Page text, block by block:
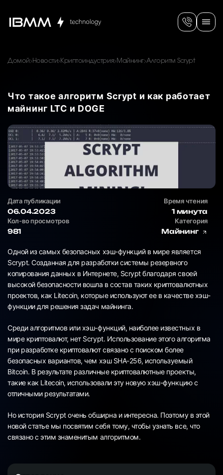
Домой Новости Криптоиндустрия Майнинг Алгоритм Scrypt
Что такое алгоритм Scrypt и как работает
майнинг LTC и DOGE
Дата публикации
06.04.2023
Время чтения
1 минута
Кол-во просмотров
981
Категория
Майнинг
Одной из самых безопасных хэш-функций в мире является
Scrypt. Созданная для разработки системы резервного
копирования данных в Интернете, Scrypt благодаря своей
высокой безопасности вошла в состав таких криптовалютных
проектов, как Litecoin, которые используют ее в качестве хэш-
функции для решения задач майнинга.
Среди алгоритмов или хэш-функций, наиболее известных в
мире криптовалют, нет Scrypt. Использование этого алгоритма
при разработке криптовалют связано с поиском более
безопасных вариантов, чем хэш SHA-256, используемый
Bitcoin. В результате различные криптовалютные проекты,
такие как Litecoin, использовали эту новую хэш-функцию с
отличными результатами.
Но история Scrypt очень обширна и интересна. Поэтому в этой
новой статье мы посвятим себя тому, чтобы узнать все, что
связано с этим знаменитым алгоритмом.